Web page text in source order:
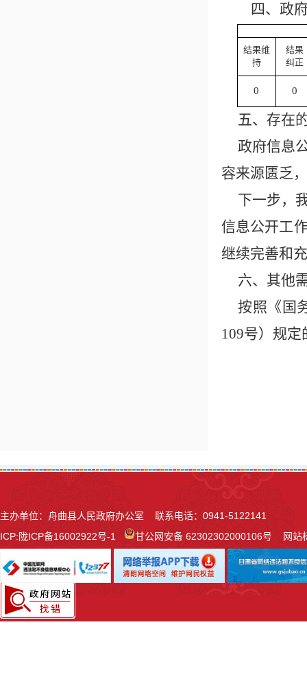
四、政
结果维
持
结果
纠正
0 0
五、存在
政府信息
容来源匮乏
下一步，
信息公开工
继续完善和
六、其他
按照《国
109号）规
主办单位：舟曲县人民政府办公室 联系电话：0941-5122141
ICP:陇ICP备16002922号-1 甘公网安备 62302302000106号网站